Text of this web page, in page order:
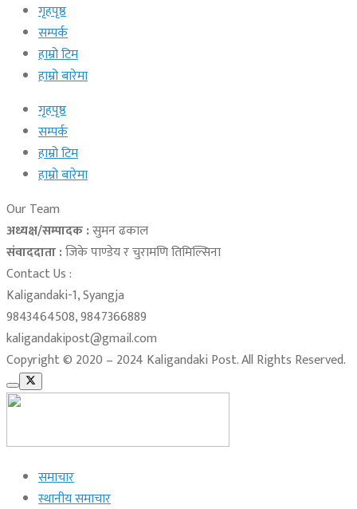
गृहपृष्ठ
सम्पर्क
हाम्रो टिम
हाम्रो बारेमा
गृहपृष्ठ
सम्पर्क
हाम्रो टिम
हाम्रो बारेमा
Our Team
अध्यक्ष/सम्पादक :सुमन ढकाल
संवाददाता :जिके पाण्डेय र चुरामणि तिमिल्सिना
Contact Us :
Kaligandaki-1, Syangja
9843464508, 9847366889
kaligandakipost@gmail.com
Copyright © 2020 – 2024 Kaligandaki Post. All Rights Reserved.
समाचार
स्थानीय समाचार